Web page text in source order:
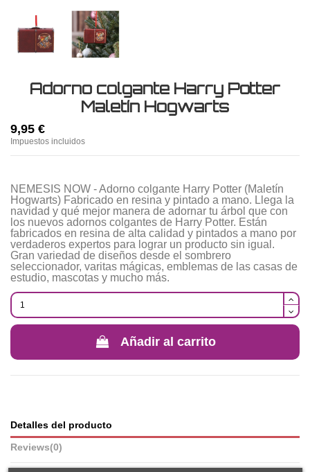
Adorno colgante Harry Potter
Maletín Hogwarts
9,95 €
Impuestos incluidos
NEMESIS NOW - Adorno colgante Harry Potter (Maletín
Hogwarts) Fabricado en resina y pintado a mano. Llega la
navidad y qué mejor manera de adornar tu árbol que con
los nuevos adornos colgantes de Harry Potter. Están
fabricados en resina de alta calidad y pintados a mano por
verdaderos expertos para lograr un producto sin igual.
Gran variedad de diseños desde el sombrero
seleccionador, varitas mágicas, emblemas de las casas de
estudio, mascotas y mucho más.
Añadir al carrito
Detalles del producto
Reviews(0)